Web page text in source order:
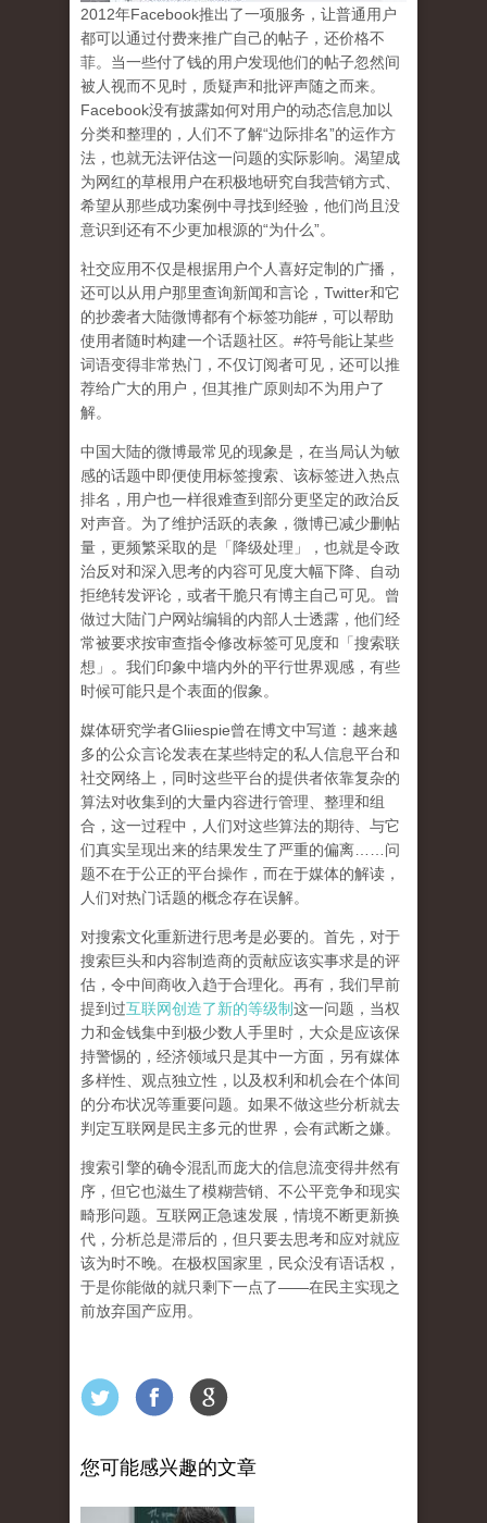
2012年Facebook推出了一项服务，让普通用户
都可以通过付费来推广自己的帖子，还价格不
菲。当一些付了钱的用户发现他们的帖子忽然间
被人视而不见时，质疑声和批评声随之而来。
Facebook没有披露如何对用户的动态信息加以
分类和整理的，人们不了解“边际排名”的运作方
法，也就无法评估这一问题的实际影响。渴望成
为网红的草根用户在积极地研究自我营销方式、
希望从那些成功案例中寻找到经验，他们尚且没
意识到 还有不少更加根源的“为什么”。
社交应用不仅是根据用户个人喜好定制的广播，
还可以从用户那里查询新闻和言论， Twitter和它
的抄袭者大陆微博都有个标签功能# ，可以帮助
使用者随时构建一个话题社区。 #符号能让某些
词语变得非常热门，不仅订阅者可见，还可以推
荐给广大的用户，但其推广原则却不为用户了
解。
中国大陆的微博最常见的现象是，在当局认为敏
感的话题中即便使用标签搜索、该标签进入热点
排名，用户也一样很难查到部分更坚定的政治反
对声音。为了维护活跃的表象，微博已减少删帖
量，更频繁采取的是「降级处理」，也就是令政
治反对和深入思考的内容可见度大幅下降、自动
拒绝转发评论，或者干脆只有博主自己可见。曾
做过大陆门户网站编辑的内部人士透露，他们经
常被要求按审查指令修改标签可见度和「搜索联
想」。 我们印象中墙内外的平行世界观感，有些
时候可能只是个表面的假象。
媒体研究学者Gliiespie曾在博文中写道：越来越
多的公众言论发表在某些特定的私人信息平台和
社交网络上，同时这些平台的提供者依靠复杂的
算法对收集到的大量内容进行管理、整理和组
合，这一过程中，人们对这些算法的期待、与它
们真实呈现出来的结果发生了严重的偏离
问
题不在于公正的平台操作，而在于媒体的解读，
人们对热门话题的概念存在误解。
对搜索文化重新进行思考是必要的。首先，对于
搜索巨头和内容制造商的贡献应该实事求是的评
估，令中间商收入趋于合理化。再有，我们早前
提到过互联网创造了新的等级制这一问题，当权
力和金钱集中到极少数人手里时，大众是应该保
持警惕的，经济领域只是其中一方面，另有媒体
多样性、观点独立性，以及权利和机会在个体间
的分布状况等重要问题。 如果不做这些分析就去
判定互联网是民主多元的世界，会有武断之嫌。
搜索引擎的确令混乱而庞大的信息流变得井然有
序，但它也滋生了模糊营销、不公平竞争和现实
畸形问题。互联网正急速发展，情境不断更新换
代，分析总是滞后的，但只要去思考和应对就应
该为时不晚。在极权国家里，民众没有语话权，
于是你能做的就只剩下一点了——在民主实现之
前放弃国产应用 。
您可能感兴趣的文章